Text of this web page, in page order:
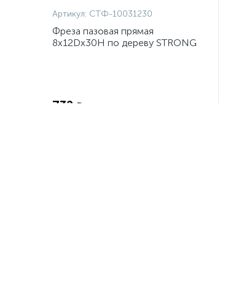
Артикул: СТФ-10031230
Фреза пазовая прямая
8x12Dx30H по дереву STRONG
732 ₽